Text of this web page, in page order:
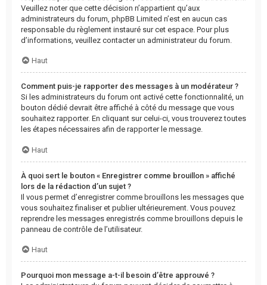
Veuillez noter que cette décision n’appartient qu’aux
administrateurs du forum, phpBB Limited n’est en aucun cas
responsable du règlement instauré sur cet espace. Pour plus
d’informations, veuillez contacter un administrateur du forum.
Haut
Comment puis-je rapporter des messages à un modérateur ?
Si les administrateurs du forum ont activé cette fonctionnalité, un
bouton dédié devrait être affiché à côté du message que vous
souhaitez rapporter. En cliquant sur celui-ci, vous trouverez toutes
les étapes nécessaires afin de rapporter le message.
Haut
À quoi sert le bouton « Enregistrer comme brouillon » affiché
lors de la rédaction d’un sujet ?
Il vous permet d’enregistrer comme brouillons les messages que
vous souhaitez finaliser et publier ultérieurement. Vous pouvez
reprendre les messages enregistrés comme brouillons depuis le
panneau de contrôle de l’utilisateur.
Haut
Pourquoi mon message a-t-il besoin d’être approuvé ?